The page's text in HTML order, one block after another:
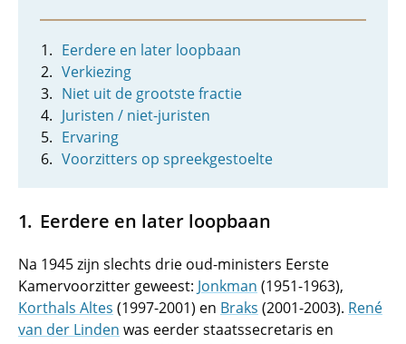
Eerdere en later loopbaan
Verkiezing
Niet uit de grootste fractie
Juristen / niet-juristen
Ervaring
Voorzitters op spreekgestoelte
Eerdere en later loopbaan
Na 1945 zijn slechts drie oud-ministers Eerste
Kamervoorzitter geweest: Jonkman (1951-1963),
Korthals Altes (1997-2001) en Braks (2001-2003). René
van der Linden was eerder staatssecretaris en